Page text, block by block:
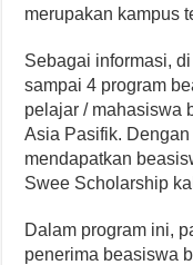
merupakan kampus
Sebagai informasi,
sampai 4 program
pelajar / mahasiswa
Asia Pasifik.
mendapatkan
Swee Scholarship
Dalam program ini,
penerima beasiswa